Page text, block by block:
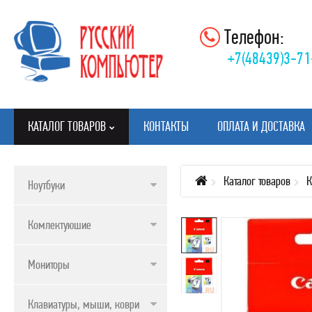
Телефон:
+7(48439)3-
КАТАЛОГ ТОВАРОВ
КАТАЛОГ ТОВАРОВ
КОМЛЕКТУЮШИЕ
КЛАВИАТУРЫ, МЫШИ, КОВРИКИ
КОНТАКТЫ ОПЛАТА И ДОСТАВКА
Ноутбуки
Комлектуюшие
Мониторы
Клавиатуры, мыши, коврики
Каталог товаров